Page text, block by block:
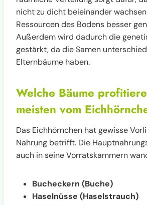
nicht zu dicht beieinander
Ressourcen des Bodens besser
Außerdem wird dadurch die
gestärkt, da die Samen
Elternbäume haben.
Welche Bäume
meisten vom
Das Eichhörnchen hat gewisse
Nahrung betrifft. Die
auch in seine Vorratskammern
Bucheckern (Buche)
Haselnüsse (Haselstrauch)